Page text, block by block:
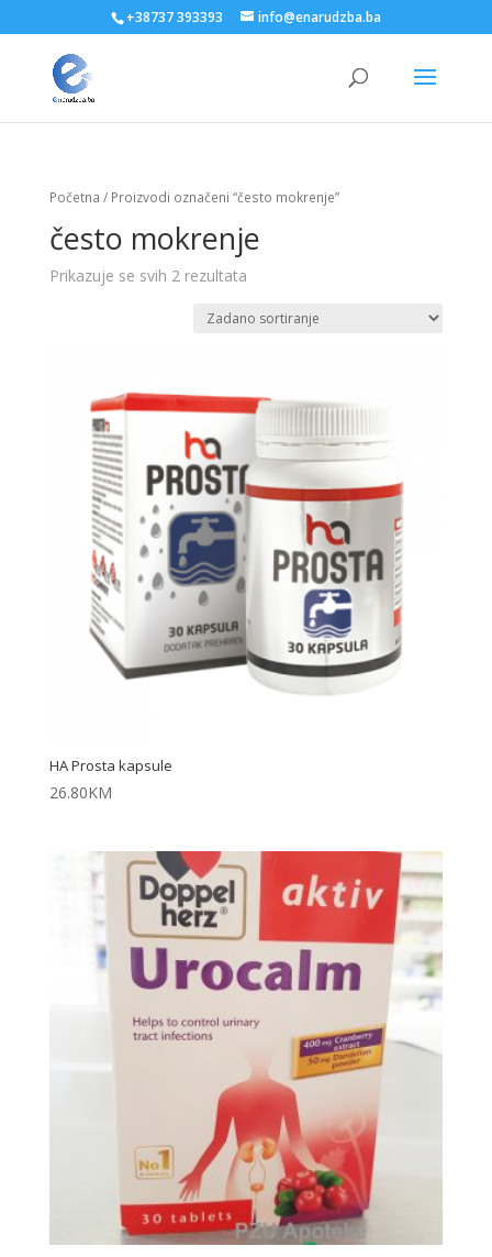
+38737 393393 info@enarudzba.ba
Početna / Proizvodi označeni “često mokrenje”
često mokrenje
Prikazuje se svih 2 rezultata
HA Prosta kapsule
26.80KM